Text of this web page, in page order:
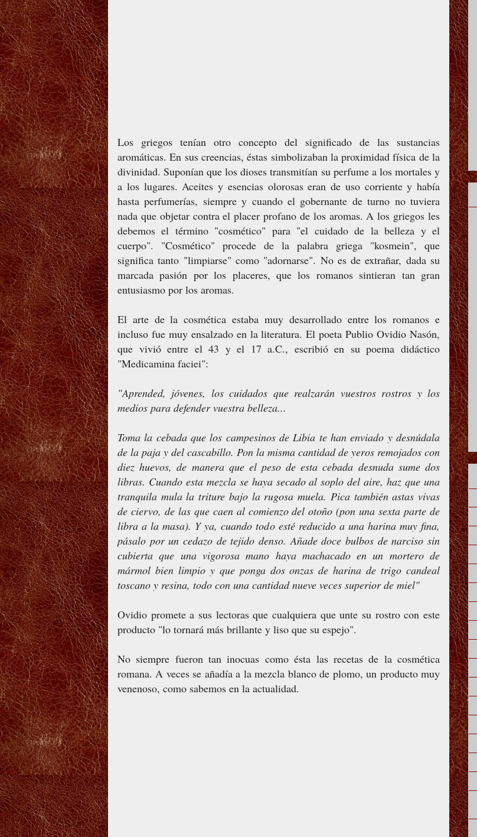
Los griegos tenían otro concepto del significado de las sustancias
aromáticas. En sus creencias, éstas simbolizaban la proximidad física de la
divinidad. Suponían que los dioses transmitían su perfume a los mortales y
a los lugares. Aceites y esencias olorosas eran de uso corriente y había
hasta perfumerías, siempre y cuando el gobernante de turno no tuviera
nada que objetar contra el placer profano de los aromas. A los griegos les
debemos el término "cosmético" para "el cuidado de la belleza y el
cuerpo". "Cosmético" procede de la palabra griega "kosmein", que
significa tanto "limpiarse" como "adornarse". No es de extrañar, dada su
marcada pasión por los placeres, que los romanos sintieran tan gran
entusiasmo por los aromas.
El arte de la cosmética estaba muy desarrollado entre los romanos e
incluso fue muy ensalzado en la literatura. El poeta Publio Ovidio Nasón,
que vivió entre el 43 y el 17 a.C., escribió en su poema didáctico
"Medicamina faciei":
"Aprended, jóvenes, los cuidados que realzarán vuestros rostros y los
medios para defender vuestra belleza...
Toma la cebada que los campesinos de Libia te han enviado y desnúdala
de la paja y del cascabillo. Pon la misma cantidad de yeros remojados con
diez huevos, de manera que el peso de esta cebada desnuda sume dos
libras. Cuando esta mezcla se haya secado al soplo del aire, haz que una
tranquila mula la triture bajo la rugosa muela. Pica también astas vivas
de ciervo, de las que caen al comienzo del otoño (pon una sexta parte de
libra a la masa). Y ya, cuando todo esté reducido a una harina muy fina,
pásalo por un cedazo de tejido denso. Añade doce bulbos de narciso sin
cubierta que una vigorosa mano haya machacado en un mortero de
mármol bien limpio y que ponga dos onzas de harina de trigo candeal
toscano y resina, todo con una cantidad nueve veces superior de miel"
Ovidio promete a sus lectoras que cualquiera que unte su rostro con este
producto "lo tornará más brillante y liso que su espejo".
No siempre fueron tan inocuas como ésta las recetas de la cosmética
romana. A veces se añadía a la mezcla blanco de plomo, un producto muy
venenoso, como sabemos en la actualidad.